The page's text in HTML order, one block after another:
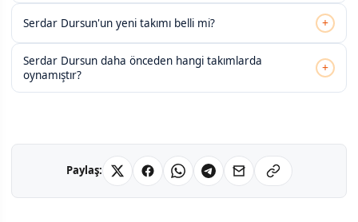
Serdar Dursun'un yeni takımı belli mi? +
Serdar Dursun daha önceden hangi takımlarda
oynamıştır?
+
Paylaş: